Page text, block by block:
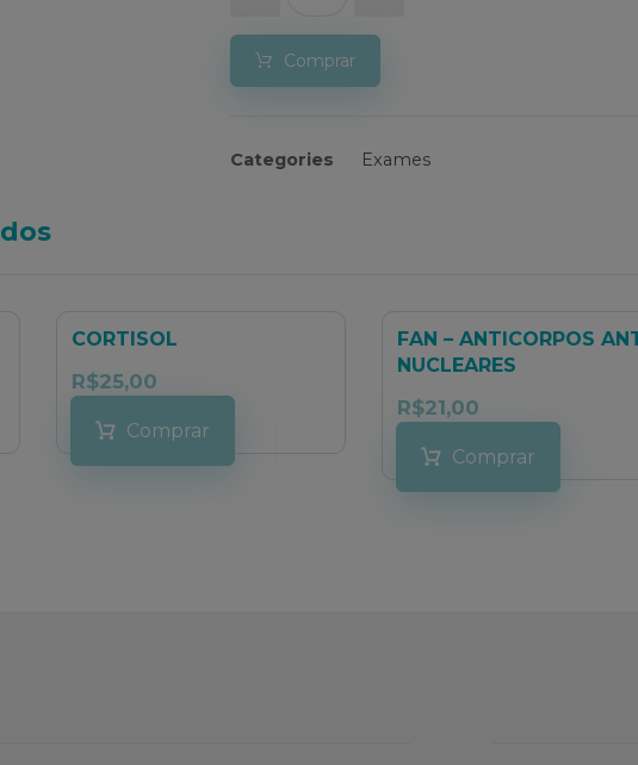
Comprar
Categories Exames
CORTISOL
R$25,00
Comprar
FAN – ANTICORPOS
NUCLEARES
R$21,00
Comprar